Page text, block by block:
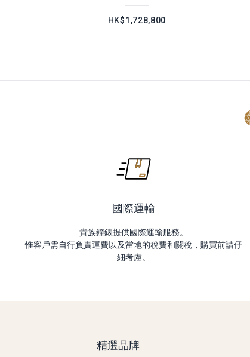
HK$1,728,800
國際運輸
貴族鐘錶提供國際運輸服務。
惟客戶需自行負責運費以及當地的稅費和關稅，購買前請仔
細考慮。
精選品牌